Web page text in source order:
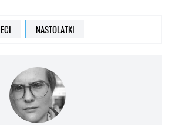
NASTOLATKI